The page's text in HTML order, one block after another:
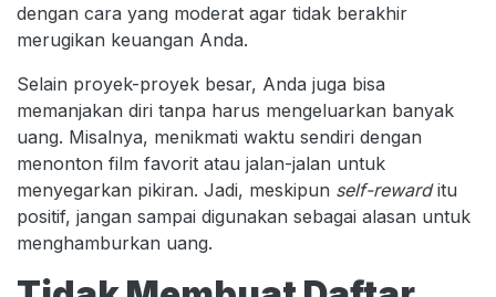
dengan cara yang moderat agar tidak berakhir
merugikan keuangan Anda.
Selain proyek-proyek besar, Anda juga bisa
memanjakan diri tanpa harus mengeluarkan banyak
uang. Misalnya, menikmati waktu sendiri dengan
menonton film favorit atau jalan-jalan untuk
menyegarkan pikiran. Jadi, meskipun self-rewarditu
positif, jangan sampai digunakan sebagai alasan untuk
menghamburkan uang.